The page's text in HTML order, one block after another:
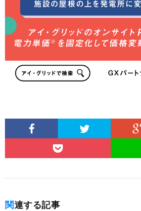
関連する記事